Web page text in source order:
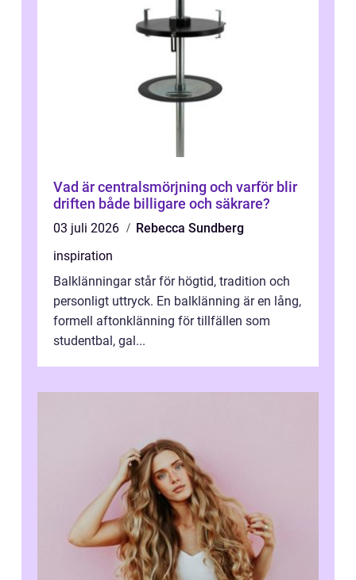
Vad är centralsmörjning och varför blir
driften både billigare och säkrare?
03 juli 2026
Rebecca Sundberg
inspiration
Balklänningar står för högtid, tradition och
personligt uttryck. En balklänning är en lång,
formell aftonklänning för tillfällen som
studentbal, gal...